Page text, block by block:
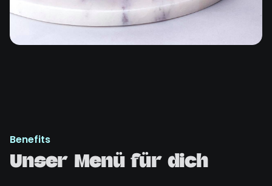
Benefits
Unser Menü für dich